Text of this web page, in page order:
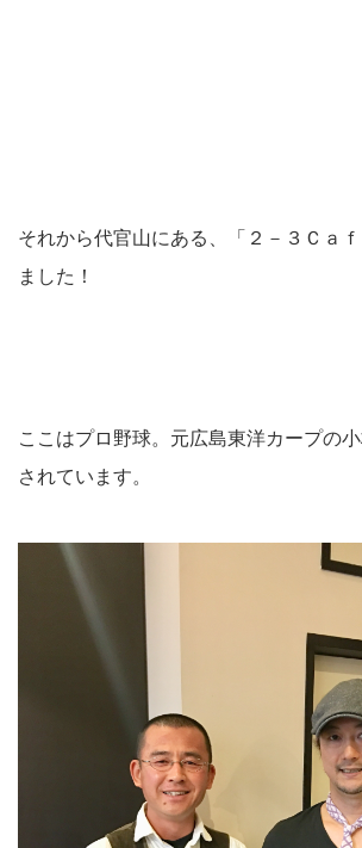
それから代官山にある、「２－３Ｃａ
ました！
ここはプロ野球。元広島東洋カープの
されています。